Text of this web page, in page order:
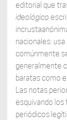
editorial que
ideológico
nacionales:
comúnmente
generalmente
baratas como
Las notas
esquivando
periódicos